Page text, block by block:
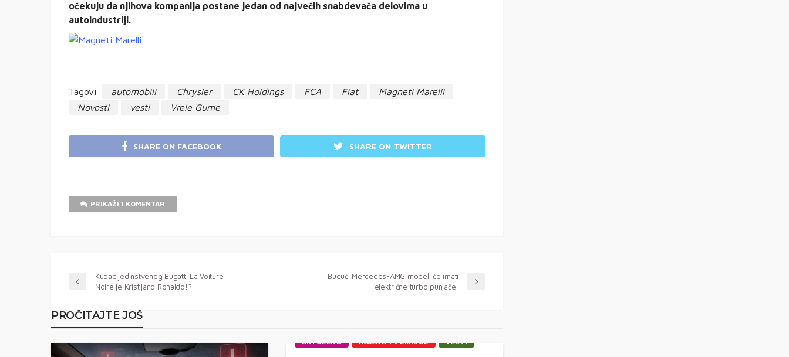
očekuju da njihova kompanija postane jedan od največih snabdevača delovima u
autoindustriji.
Tagovi automobili Chrysler CK Holdings FCA Fiat
Magneti Marelli
Novosti
vesti Vrele Gume
SHARE ON FACEBOOK SHARE ON TWITTER
PRIKAŽI 1 KOMENTAR
Kupac jedinstvenog Bugatti La Voiture
Noire je Kristijano Ronaldo!?
Budući Mercedes-AMG modeli će imati
električne turbo punjače!
PROČITAJTE JOŠ
AKTUELNO NAJAVA TV EMISIJE VESTI